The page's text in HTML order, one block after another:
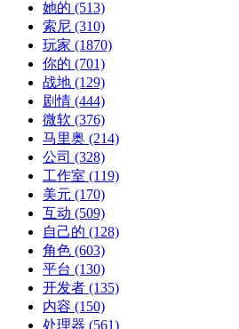
她的 (513)
索尼 (310)
玩家 (1870)
你的 (701)
战地 (129)
剧情 (444)
微软 (376)
马里奥 (214)
公司 (328)
工作室 (119)
美元 (170)
互动 (509)
自己的 (128)
角色 (603)
平台 (130)
开发者 (135)
内容 (150)
处理器 (561)